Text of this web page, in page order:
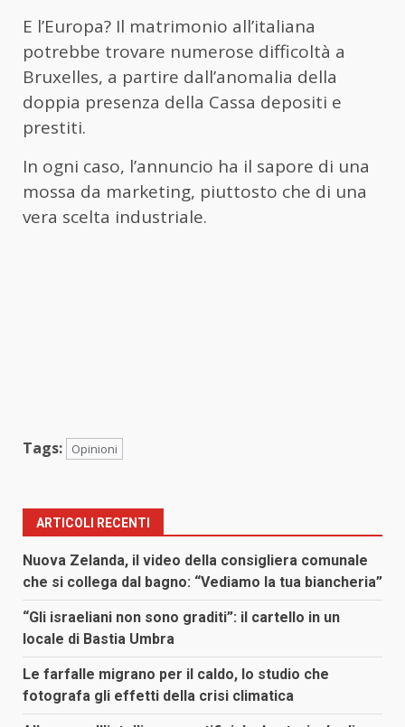
E l’Europa? Il matrimonio all’italiana
potrebbe trovare numerose difficoltà a
Bruxelles, a partire dall’anomalia della
doppia presenza della Cassa depositi e
prestiti.
In ogni caso, l’annuncio ha il sapore di una
mossa da marketing, piuttosto che di una
vera scelta industriale.
Tags: Opinioni
ARTICOLI RECENTI
Nuova Zelanda, il video della consigliera comunale
che si collega dal bagno: “Vediamo la tua biancheria”
“Gli israeliani non sono graditi”: il cartello in un
locale di Bastia Umbra
Le farfalle migrano per il caldo, lo studio che
fotografa gli effetti della crisi climatica